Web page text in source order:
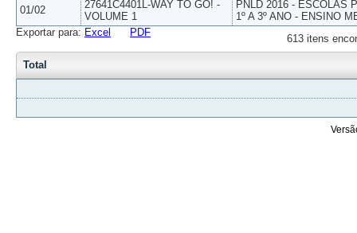
01/02
27641C4401L-WAY TO GO! -
VOLUME 1
PNLD 2016 - ESCOLAS
1º A 3º ANO - ENSINO
613 itens
Exportar para: Excel PDF
Total